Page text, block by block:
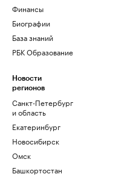
Финансы
Биографии
База знаний
РБК Образование
Новости
регионов
Санкт-Петербург
и область
Екатеринбург
Новосибирск
Омск
Башкортостан